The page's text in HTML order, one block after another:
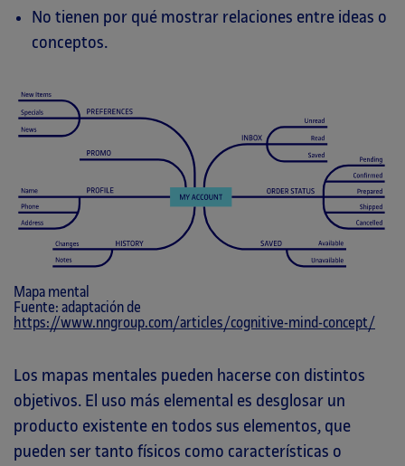
No tienen por qué mostrar relaciones entre ideas o
conceptos.
Mapa mental
Fuente: adaptación de
https://www.nngroup.com/articles/cognitive-mind-concept/
Los mapas mentales pueden hacerse con distintos
objetivos. El uso más elemental es desglosar un
producto existente en todos sus elementos, que
pueden ser tanto físicos como características o